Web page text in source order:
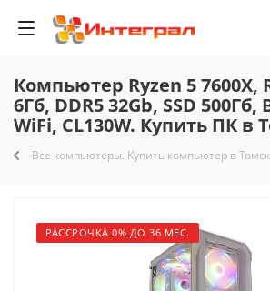
Компьютер Ryzen 5 7600X,
6Гб, DDR5 32Gb, SSD 500Гб,
WiFi, CL130W. Купить ПК в
Все компьютеры. Купить компьютер в
РАССРОЧКА 0% ДО 36 МЕС.